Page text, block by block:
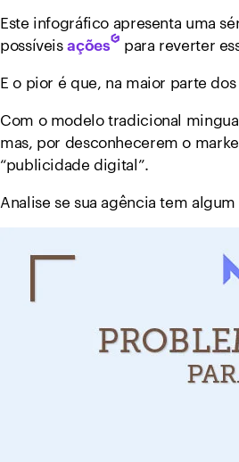
Este infográfico apresenta uma
possíveisações
para reverter
E o pior é que, na maior parte
Com o modelo tradicional
mas, por desconhecerem o
“publicidade digital”.
Analise se sua agência tem